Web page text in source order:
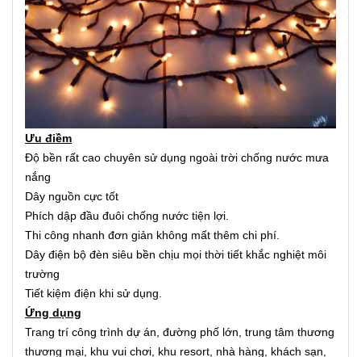
Ưu điềm
Độ bền rất cao chuyên sử dụng ngoài trời chống nước mưa
nắng
Dây nguồn cực tốt
Phích dập đầu đuôi chống nước tiện lợi.
Thi công nhanh đơn giản không mất thêm chi phí.
Dây điện bộ đèn siêu bền chịu mọi thời tiết khắc nghiệt môi
trường
Tiết kiệm điện khi sử dụng.
Ứng dụng
Trang trí công trình dự án, đường phố lớn, trung tâm thương
thương mại, khu vui chơi, khu resort, nhà hàng, khách sạn,